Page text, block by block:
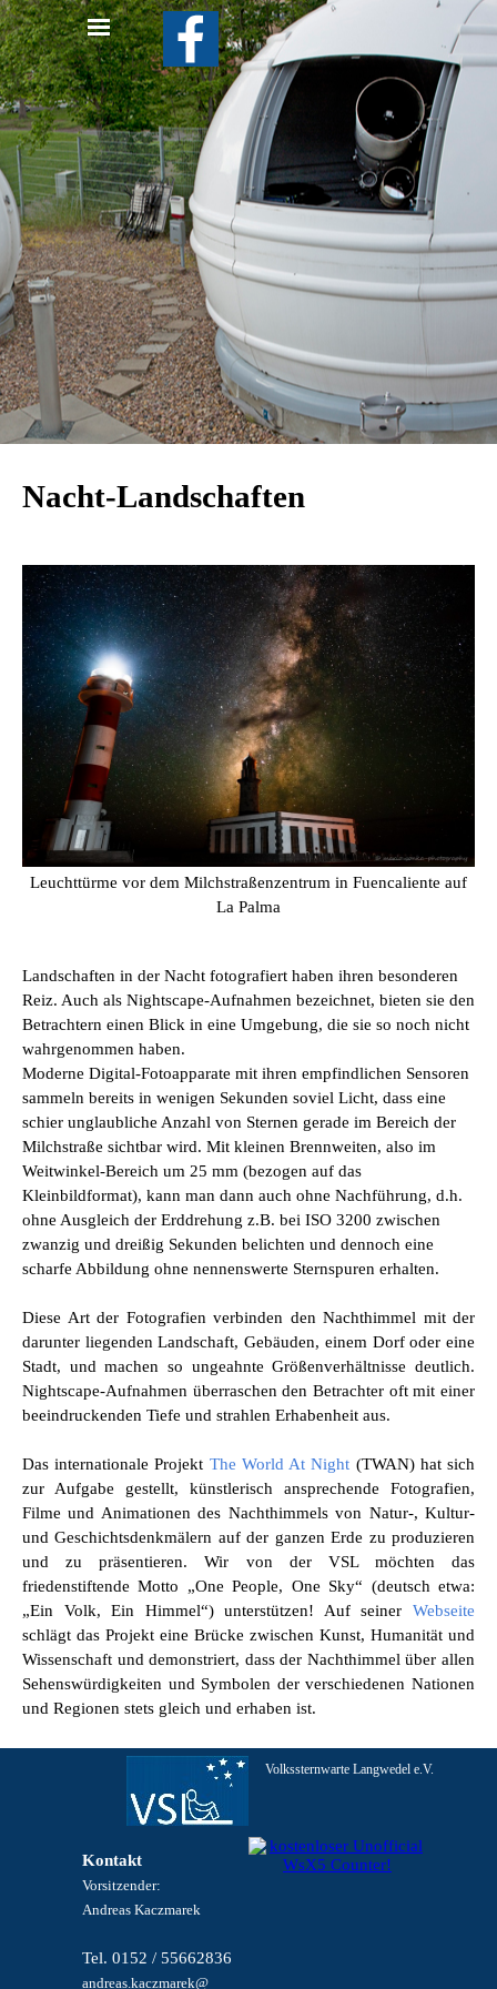
Nacht-Landschaften
Leuchttürme vor dem Milchstraßenzentrum in Fuencaliente auf
La Palma
Landschaften in der Nacht fotografiert haben ihren besonderen
Reiz. Auch als Nightscape-Aufnahmen bezeichnet, bieten sie den
Betrachtern einen Blick in eine Umgebung, die sie so noch nicht
wahrgenommen haben.
Moderne Digital-Fotoapparate mit ihren empfindlichen Sensoren
sammeln bereits in wenigen Sekunden soviel Licht, dass eine
schier unglaubliche Anzahl von Sternen gerade im Bereich der
Milchstraße sichtbar wird. Mit kleinen Brennweiten, also im
Weitwinkel-Bereich um 25 mm (bezogen auf das
Kleinbildformat), kann man dann auch ohne Nachführung, d.h.
ohne Ausgleich der Erddrehung z.B. bei ISO 3200 zwischen
zwanzig und dreißig Sekunden belichten und dennoch eine
scharfe Abbildung ohne nennenswerte Sternspuren erhalten.
Diese Art der Fotografien verbinden den Nachthimmel mit der
darunter liegenden Landschaft, Gebäuden, einem Dorf oder eine
Stadt, und machen so ungeahnte Größenverhältnisse deutlich.
Nightscape-Aufnahmen überraschen den Betrachter oft mit einer
beeindruckenden Tiefe und strahlen Erhabenheit aus.
Das internationale Projekt The World At Night (TWAN) hat sich
zur Aufgabe gestellt, künstlerisch ansprechende Fotografien,
Filme und Animationen des Nachthimmelsvon Natur-, Kultur-
und Geschichtsdenkmälern auf der ganzen Erde zu produzieren
und zu präsentieren. Wir von der VSL möchten das
friedenstiftende Motto „One People, One Sky“ (deutsch etwa:
„Ein Volk, Ein Himmel“) unterstützen! Auf seinerWebseite
schlägt das Projekt eine Brücke zwischen Kunst, Humanität und
Wissenschaft und demonstriert, dass der Nachthimmel über allen
Sehenswürdigkeiten und Symbolen der verschiedenen Nationen
und Regionen stets gleich und erhaben ist.
Volkssternwarte Langwedel e.V.
Kontakt
Vorsitzender:
Andreas Kaczmarek
Tel. 0152 / 55662836
andreas.kaczmarek@